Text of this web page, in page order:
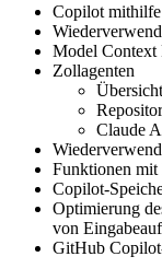
Copilot mithilfe
Model Context
Zollagenten
Claude
Funktionen mit
Copilot-
Optimierung
von
GitHub